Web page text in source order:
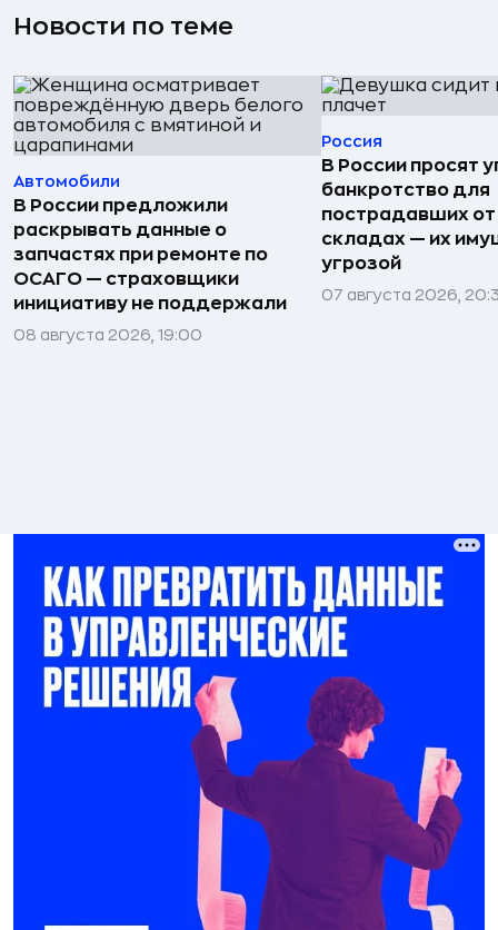
Новости по теме
Автомобили
В России предложили
раскрывать данные о
запчастях при ремонте по
ОСАГО — страховщики
инициативу не поддержали
08 августа 2026, 19:00
Россия
В России просят
банкротство для
пострадавших
складах — их
угрозой
07 августа 2026,